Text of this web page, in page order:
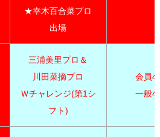
★幸木百合菜プロ
出場
三浦美里プロ＆
川田菜摘プロ
Ｗチャレンジ(第1シ
フト)
会員
一般